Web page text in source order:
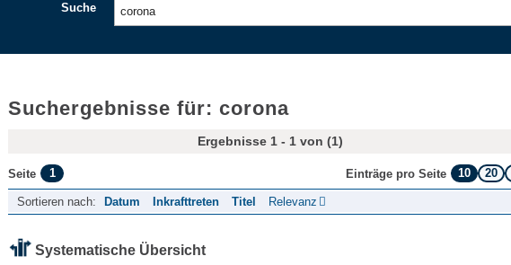
Suche
Suchergebnisse für: corona
Ergebnisse 1 - 1 von (1)
Seite 1 Einträge pro Seite 10 20
Sortieren nach: Datum Inkrafttreten Titel Relevanz
Systematische Übersicht